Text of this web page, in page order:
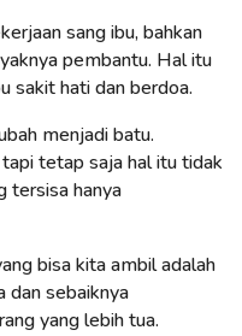
sang ibu, bahkan
pembantu. Hal itu
sakit hati dan berdoa.
menjadi batu.
tetap saja hal itu tidak
tersisa hanya
bisa kita ambil adalah
dan sebaiknya
yang lebih tua.